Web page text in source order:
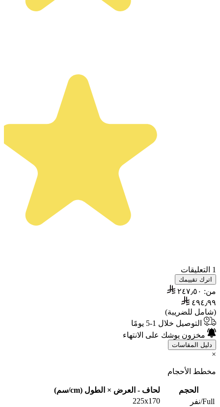
1 التعليقات
اترك تقييمك
من: ٢٤٧٫٥٠
٤٩٤٫٩٩
(شامل للضريبة)
التوصيل خلال 1-5 يومًا
مخزون يوشك على الانتهاء
دليل المقاسات
×
مخطط الأحجام
الحجم
لحاف - العرض × الطول (cm/سم)
Full/نفر
225x170